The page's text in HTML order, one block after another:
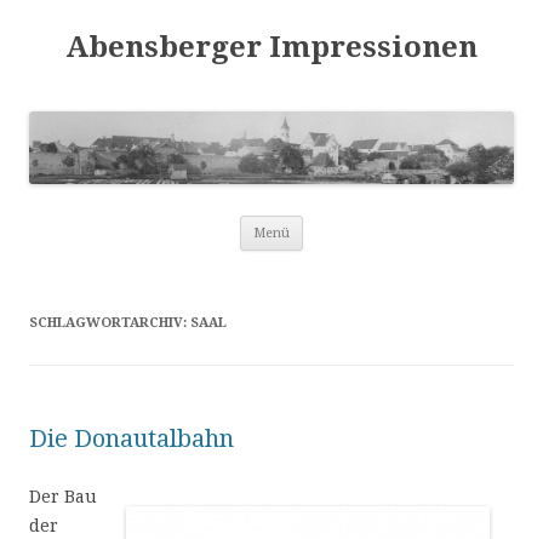
Abensberger Impressionen
Menü
SCHLAGWORTARCHIV: SAAL
Die Donautalbahn
Der Bau
der